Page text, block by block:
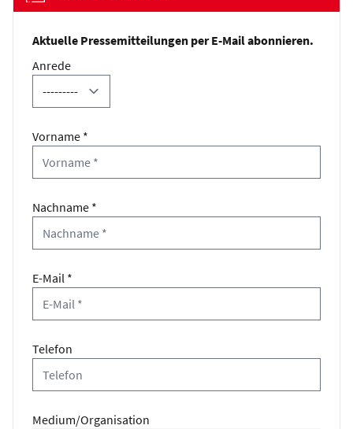
Aktuelle Pressemitteilungen per E-Mail abonnieren.
Anrede
Vorname *
Nachname *
E-Mail *
Telefon
Medium/Organisation